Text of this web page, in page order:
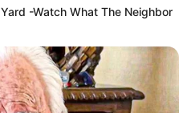
-Watch What The Neighbor